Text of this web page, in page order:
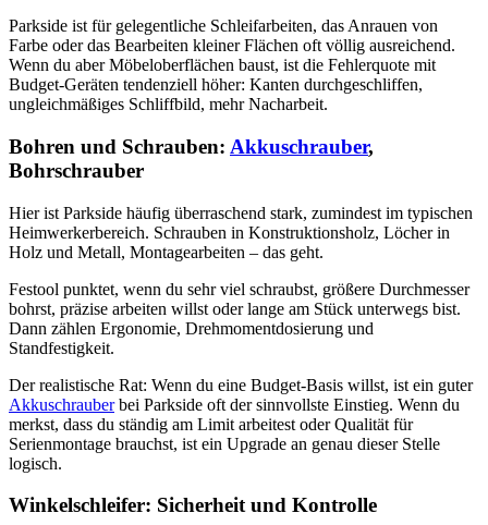
Parkside ist für gelegentliche Schleifarbeiten, das Anrauen von
Farbe oder das Bearbeiten kleiner Flächen oft völlig ausreichend.
Wenn du aber Möbeloberflächen baust, ist die Fehlerquote mit
Budget-Geräten tendenziell höher: Kanten durchgeschliffen,
ungleichmäßiges Schliffbild, mehr Nacharbeit.
Bohren und Schrauben: Akkuschrauber,
Bohrschrauber
Hier ist Parkside häufig überraschend stark, zumindest im typischen
Heimwerkerbereich. Schrauben in Konstruktionsholz, Löcher in
Holz und Metall, Montagearbeiten – das geht.
Festool punktet, wenn du sehr viel schraubst, größere Durchmesser
bohrst, präzise arbeiten willst oder lange am Stück unterwegs bist.
Dann zählen Ergonomie, Drehmomentdosierung und
Standfestigkeit.
Der realistische Rat: Wenn du eine Budget-Basis willst, ist ein guter
Akkuschrauberbei Parkside oft der sinnvollste Einstieg. Wenn du
merkst, dass du ständig am Limit arbeitest oder Qualität für
Serienmontage brauchst, ist ein Upgrade an genau dieser Stelle
logisch.
Winkelschleifer: Sicherheit und Kontrolle